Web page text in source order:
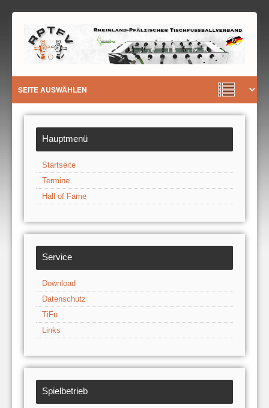
Hauptmenü
Startseite
Termine
Hall of Fame
Service
Download
Datenschutz
TiFu
Links
Spielbetrieb